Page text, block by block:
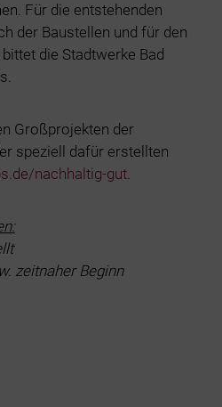
Für die entstehenden
der Baustellen und für den
die Stadtwerke Bad
Großprojekten der
speziell dafür erstellten
nachhaltig-gut.
zeitnaher Beginn